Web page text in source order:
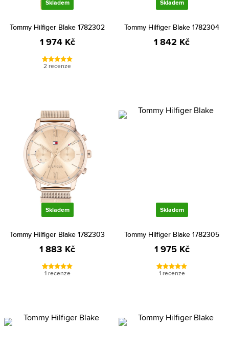
Skladem
Tommy Hilfiger Blake 1782302
1 974 Kč
2 recenze
Skladem
Tommy Hilfiger Blake 1782304
1 842 Kč
Skladem
Tommy Hilfiger Blake 1782303
1 883 Kč
1 recenze
Skladem
Tommy Hilfiger Blake 1782305
1 975 Kč
1 recenze